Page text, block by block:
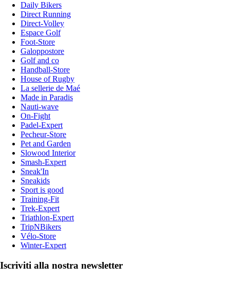
Daily Bikers
Direct Running
Direct-Volley
Espace Golf
Foot-Store
Galoppostore
Golf and co
Handball-Store
House of Rugby
La sellerie de Maé
Made in Paradis
Nauti-wave
On-Fight
Padel-Expert
Pecheur-Store
Pet and Garden
Slowood Interior
Smash-Expert
Sneak'In
Sneakids
Sport is good
Training-Fit
Trek-Expert
Triathlon-Expert
TripNBikers
Vélo-Store
Winter-Expert
Iscriviti alla nostra newsletter